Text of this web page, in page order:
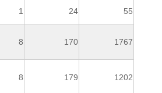
1 24 55
8 170 1767
8 179 1202